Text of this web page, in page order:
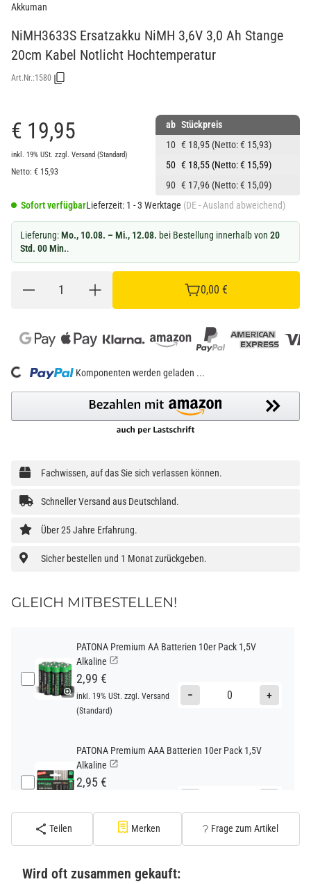
Akkuman
NiMH3633S Ersatzakku NiMH 3,6V 3,0 Ah Stange
20cm Kabel Notlicht Hochtemperatur
Art.Nr.:1580
€ 19,95
inkl. 19% USt. zzgl. Versand (Standard)
Netto: € 15,93
ab Stückpreis
10 € 18,95 (Netto: € 15,93)
50 € 18,55 (Netto: € 15,59)
90 € 17,96 (Netto: € 15,09)
Sofort verfügbarLieferzeit: 1 - 3 Werktage (DE - Ausland abweichend)
Lieferung:Mo., 10.08. – Mi., 12.08. bei Bestellung innerhalb von 20
Std. 00 Min..
0,00 €
Loading... Komponenten werden geladen ...
Fachwissen, auf das Sie sich verlassen können.
Schneller Versand aus Deutschland.
Über 25 Jahre Erfahrung.
Sicher bestellen und 1 Monat zurückgeben.
GLEICH MITBESTELLEN!
PATONA Premium AA Batterien 10er Pack 1,5V
Alkaline
2,99 €
inkl. 19% USt. zzgl. Versand
(Standard)
− +
PATONA Premium AAA Batterien 10er Pack 1,5V
Alkaline
2,95 €
(Standard)
Lithium
Teilen Merken Frage zum Artikel
Wird oft zusammen gekauft: